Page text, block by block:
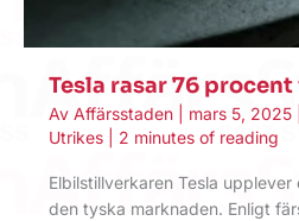
Tesla rasar 76 procent
Av Affärsstaden mars 5, 2025
Utrikes
2 minutes of reading
Elbilstillverkaren Tesla
den tyska marknaden. Enligt